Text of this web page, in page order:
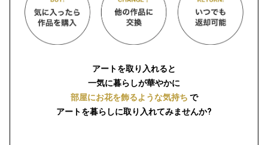
アートを取り入れると
一気に暮らしが華やかに
部屋にお花を飾るような気持ち で
アートを暮らしに取り入れてみませんか?